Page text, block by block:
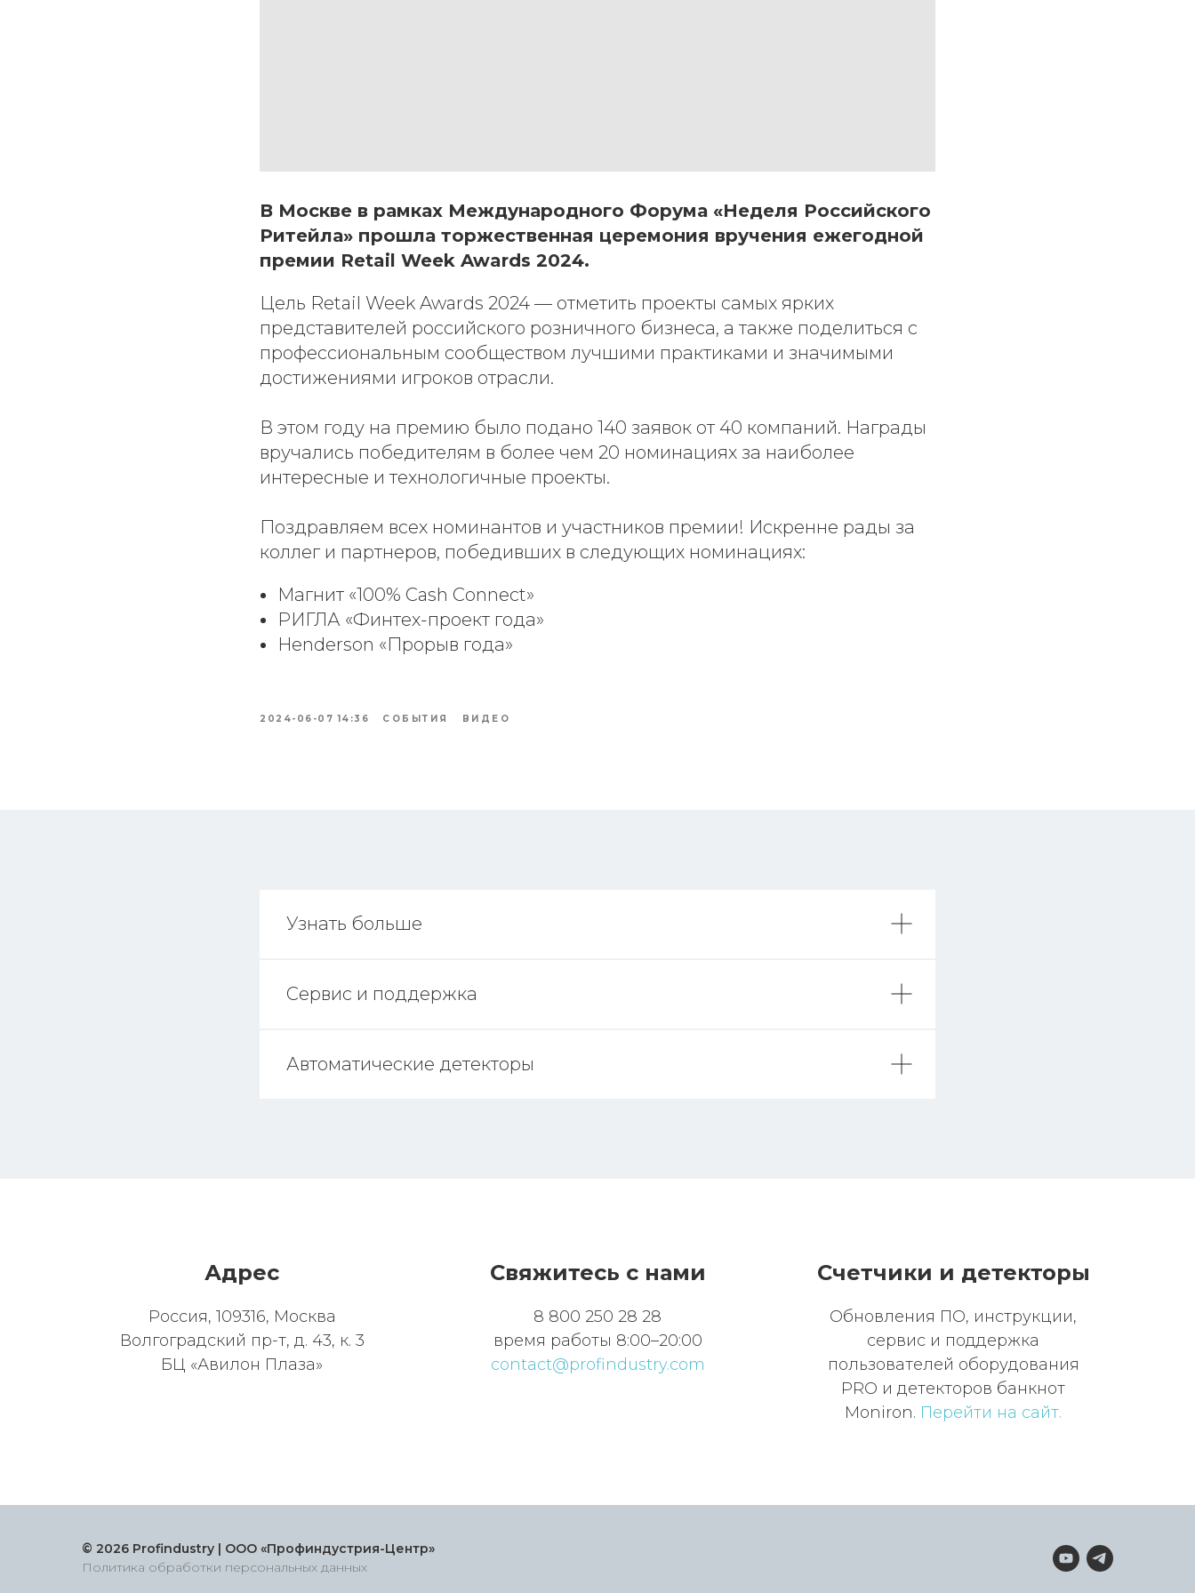
В Москве в рамках Международного Форума «Неделя Российского
Ритейла» прошла торжественная церемония вручения ежегодной
премии Retail Week Awards 2024.
Цель Retail Week Awards 2024 — отметить проекты самых ярких
представителей российского розничного бизнеса, а также поделиться с
профессиональным сообществом лучшими практиками и значимыми
достижениями игроков отрасли.
В этом году на премию было подано 140 заявок от 40 компаний. Награды
вручались победителям в более чем 20 номинациях за наиболее
интересные и технологичные проекты.
Поздравляем всех номинантов и участников премии! Искренне рады за
коллег и партнеров, победивших в следующих номинациях:
Магнит «100% Сash Сonnect»
РИГЛА «Финтех-проект года»
Henderson «Прорыв года»
2024-06-07 14:36 СОБЫТИЯ ВИДЕО
Узнать больше
Сервис и поддержка
Автоматические детекторы
Адрес
Россия, 109316, Москва
Волгоградский пр-т, д. 43, к. 3
БЦ «Авилон Плаза»
Свяжитесь с нами
8 800 250 28 28
время работы 8:00–20:00
contact@profindustry.com
Счетчики и детекторы
Обновления ПО, инструкции,
сервис и поддержка
пользователей оборудования
PRO и детекторов банкнот
Moniron. Перейти на сайт.
© 2026 Profindustry | ООО «Профиндустрия-Центр»
Политика обработки персональных данных